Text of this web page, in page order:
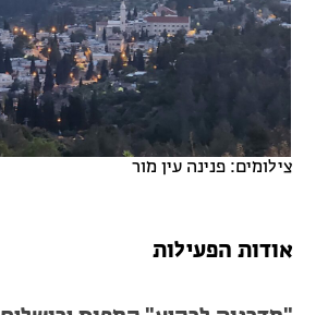
מחנות קיץ
חופשות בבתי ספר שדה
ארץ אהבתי – קבוצות טיולים למבוגרים
צילומים: פנינה עין מור
אודות הפעילות